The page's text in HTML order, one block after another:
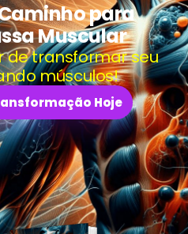
para
Muscular
de transformar seu
músculos!
Hoje